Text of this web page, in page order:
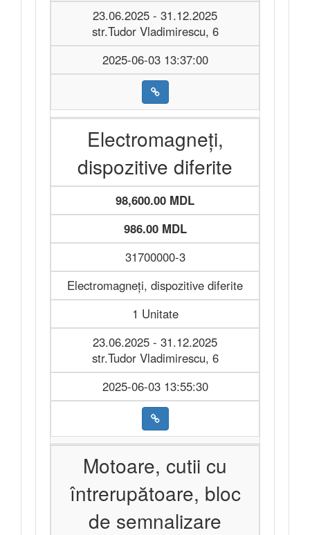
23.06.2025 - 31.12.2025
str.Tudor Vladimirescu, 6
2025-06-03 13:37:00
Electromagneți,
dispozitive diferite
98,600.00 MDL
986.00 MDL
31700000-3
Electromagneți, dispozitive diferite
1 Unitate
23.06.2025 - 31.12.2025
str.Tudor Vladimirescu, 6
2025-06-03 13:55:30
Motoare, cutii cu
întrerupătoare, bloc
de semnalizare